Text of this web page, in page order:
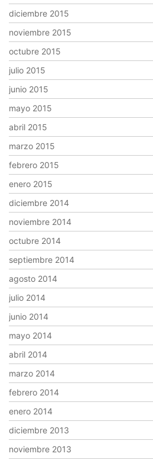
diciembre 2015
noviembre 2015
octubre 2015
julio 2015
junio 2015
mayo 2015
abril 2015
marzo 2015
febrero 2015
enero 2015
diciembre 2014
noviembre 2014
octubre 2014
septiembre 2014
agosto 2014
julio 2014
junio 2014
mayo 2014
abril 2014
marzo 2014
febrero 2014
enero 2014
diciembre 2013
noviembre 2013